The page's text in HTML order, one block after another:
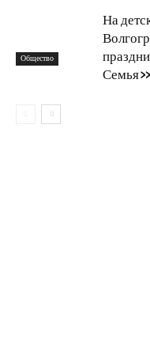
Общество
На
Семья»